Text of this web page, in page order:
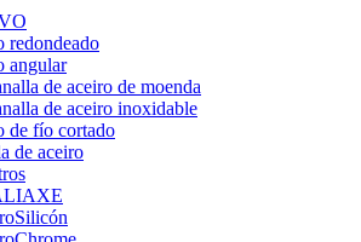
redondeado
angular
de aceiro de moenda
de aceiro inoxidable
de fío cortado
de aceiro